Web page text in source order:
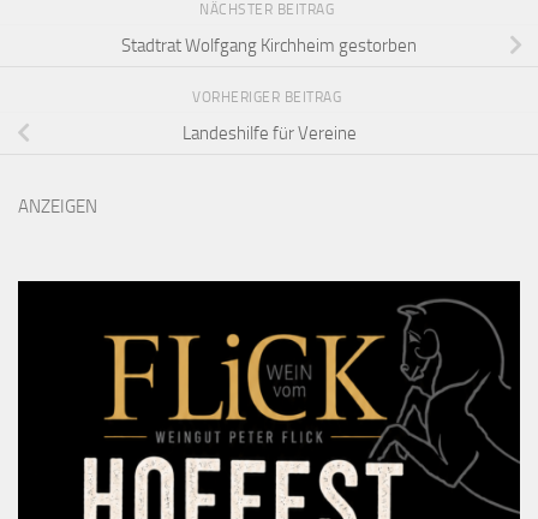
NÄCHSTER BEITRAG
Stadtrat Wolfgang Kirchheim gestorben
VORHERIGER BEITRAG
Landeshilfe für Vereine
ANZEIGEN